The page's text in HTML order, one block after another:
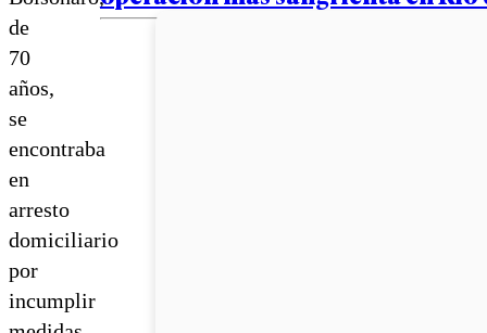
de
70
años,
se
encontraba
en
arresto
domiciliario
por
incumplir